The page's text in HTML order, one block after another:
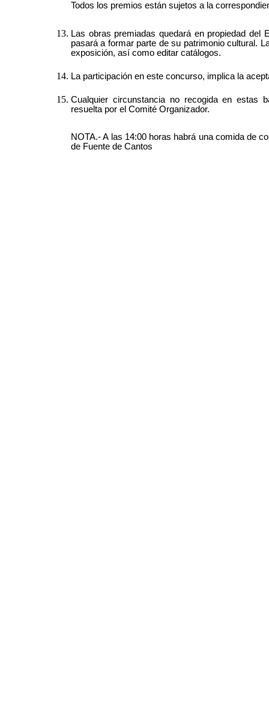
Todos los premios están sujetos a la
Las obras premiadas quedará en propiedad
pasará a formar parte de su patrimonio cultural.
exposición, así como editar catálogos.
La participación en este concurso, implica la
Cualquier circunstancia no recogida en estas
resuelta por el Comité Organizador.
NOTA.- A las 14:00 horas habrá una comida de
de Fuente de Cantos